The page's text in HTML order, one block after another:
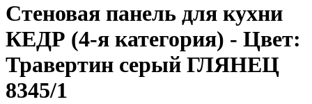
Стеновая панель для кухни
КЕДР (4-я категория) - Цвет:
Травертин серый ГЛЯНЕЦ
8345/1